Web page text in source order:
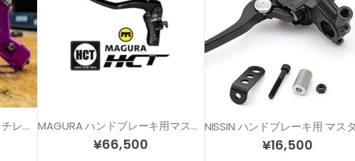
IMPAKTECH EZ PULL クラッチレバー MAGURA ハンドブレーキ用マスターシリンダー(左側用)
¥66,500 ¥16,500